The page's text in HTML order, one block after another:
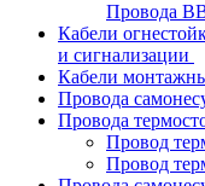
Провода
Кабели
и сигнализации
Кабели
Провода
Провода
Провод
Провод